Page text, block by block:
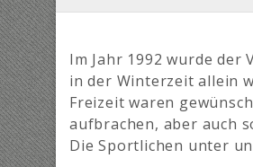
Im Jahr 1992 wurde der
in der Winterzeit allein
Freizeit waren
aufbrachen, aber auch
Die Sportlichen unter